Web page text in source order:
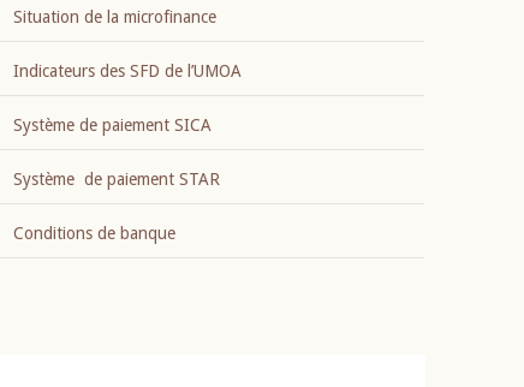
Situation de la microfinance
Indicateurs des SFD de l’UMOA
Système de paiement SICA
Système de paiement STAR
Conditions de banque